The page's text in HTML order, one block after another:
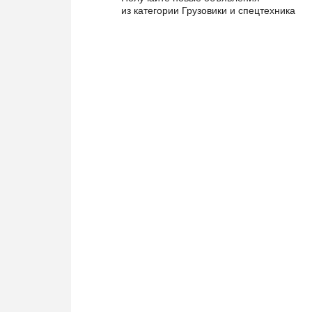
из категории Грузовики и спецтехника